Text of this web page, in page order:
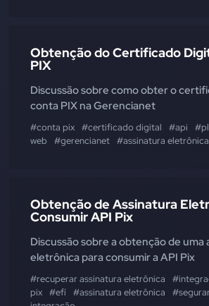
Obtenção do Certificado
PIX
Discussão sobre como obter o
conta PIX na Gerencianet
#conta pix #certificado digital #api
web
#gerencianet #assinatura eletrônica
Obtenção de Assinatura
Consumir API Pix
Discussão sobre a obtenção de uma
eletrônica para consumir a API Pix
#recuperar assinatura eletrônica
pix #efí #assinatura eletrônica